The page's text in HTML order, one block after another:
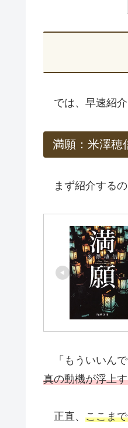
では、早速紹介
満願：米澤穂
まず紹介するの
「もういいんで
真の動機が浮上
正直、 ここま